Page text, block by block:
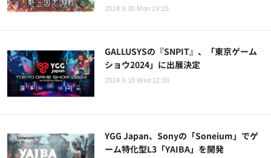
2024.9.30 Mon 19:15
GALLUSYSの『SNPIT』、「東京ゲーム
ショウ2024」に出展決定
2024.9.18 Wed 12:00
YGG Japan、Sonyの「Soneium」でゲ
ーム特化型L3「YAIBA」を開発